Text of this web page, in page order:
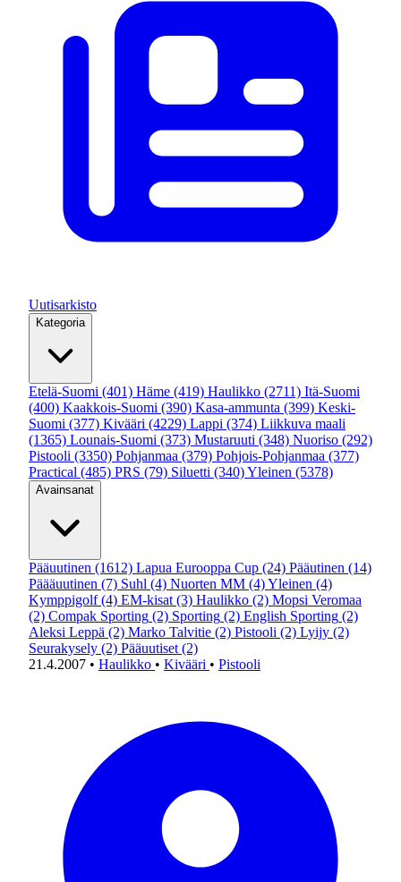
Uutisarkisto
Kategoria
Etelä-Suomi (401) Häme (419) Haulikko (2711) Itä-Suomi
(400) Kaakkois-Suomi (390) Kasa-ammunta (399) Keski-
Suomi (377) Kivääri (4229) Lappi (374) Liikkuva maali
(1365) Lounais-Suomi (373) Mustaruuti (348) Nuoriso (292)
Pistooli (3350) Pohjanmaa (379) Pohjois-Pohjanmaa (377)
Practical (485) PRS (79) Siluetti (340)Yleinen (5378)
Avainsanat
Pääuutinen (1612) Lapua Eurooppa Cup (24) Pääutinen (14)
Päääuutinen (7) Suhl (4) Nuorten MM (4)Yleinen (4)
Kymppigolf (4) EM-kisat (3) Haulikko (2) Mopsi Veromaa
(2) Compak Sporting (2) Sporting (2) English Sporting (2)
Aleksi Leppä (2) Marko Talvitie (2) Pistooli (2) Lyijy (2)
Seurakysely (2) Pääuutiset (2)
21.4.2007 • Haulikko • Kivääri • Pistooli